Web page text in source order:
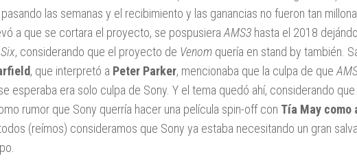
las semanas y el recibimiento y las ganancias no fueron tan
a que se cortara el proyecto, se pospusiera AMS3 hasta el 2018
, considerando que el proyecto de Venom quería en stand by también.
, que interpretó a Peter Parker, mencionaba que la culpa de que
esperaba era solo culpa de Sony. Y el tema quedó ahí, considerando que
rumor que Sony querría hacer una película spin-off con Tía May como
(reímos) consideramos que Sony ya estaba necesitando un gran